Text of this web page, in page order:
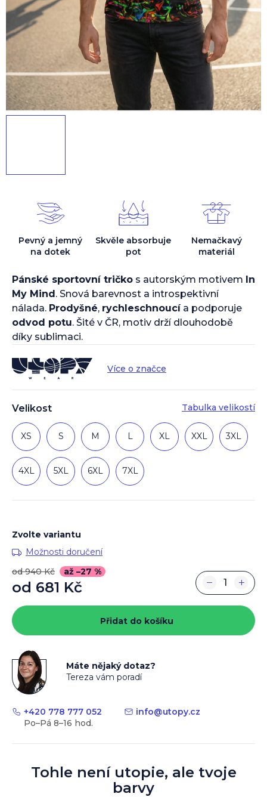
Velikost Tabulka velikostí
XS S M L XL XXL 3XL
4XL 5XL 6XL 7XL
Pánské sportovní tričko s autorským motivem In
My Mind . Snová barevnost a introspektivní
nálada. Prodyšné, rychleschnoucía podporuje
odvod potu. Šité v ČR, motiv drží dlouhodobě
díky sublimaci.
Více o značce
Pevný a jemný
na dotek
Skvěle absorbuje
pot
Nemačkavý
materiál
Zvolte variantu
Možnosti doručení
od 940 Kč
až –27 %
od 681 Kč
cena:
+
−
Přidat do košíku
Máte nějaký dotaz?
Tereza vám poradí
+420 778 777 052 info@utopy.cz
Tohle není utopie, ale tvoje
barvy